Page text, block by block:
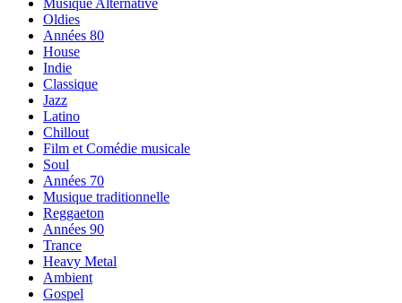
Musique Alternative
Oldies
Années 80
House
Indie
Classique
Jazz
Latino
Chillout
Film et Comédie musicale
Soul
Années 70
Musique traditionnelle
Reggaeton
Années 90
Trance
Heavy Metal
Ambient
Gospel